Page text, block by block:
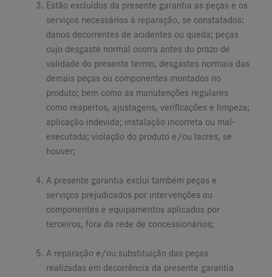
Estão excluídos da presente garantia as peças e os
serviços necessários à reparação, se constatados:
danos decorrentes de acidentes ou queda; peças
cujo desgaste normal ocorra antes do prazo de
validade do presente termo; desgastes normais das
demais peças ou componentes montados no
produto; bem como as manutenções regulares
como reapertos, ajustagens, verificações e limpeza;
aplicação indevida; instalação incorreta ou mal-
executada; violação do produto e/ou lacres, se
houver;
A presente garantia exclui também peças e
serviços prejudicados por intervenções ou
componentes e equipamentos aplicados por
terceiros, fora da rede de concessionários;
A reparação e/ou substituição das peças
realizadas em decorrência da presente garantia